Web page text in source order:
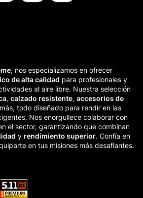
, nos especializamos en ofrecer
de alta calidad para profesionales y
al aire libre. Nuestra selección
, calzado resistente, accesorios de
todo diseñado para rendir en las
Nos enorgullece colaborar con
el sector, garantizando que combinan
y rendimiento superior. Confía en
en tus misiones más desafiantes.